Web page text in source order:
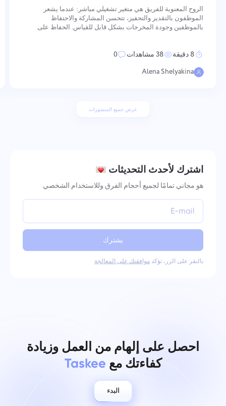
الروح المعنوية للفريق هي متغير تشغيلي مباشر: عندما يشعر
الموظفون بالتقدير والتحفيز، تتحسن المشاركة والاحتفاظ
بالموظفين وجودة المخرجات بشكل قابل للقياس. الحفاظ على
التواصل
8 دقيقة 38 مشاهدات
0
Alena Shelyakina
عرض جميع المنشورات
اشترك لأحدث التحديثات
هو مجاني تمامًا لجميع أحجام الفرق وللاستخدام الشخصي
يشترك
بالنقر على الزر، تؤكدموافقتك على المعالجة
احصل على إلهام من العمل وزيادة
كفاءتك مع Taskee
البدء